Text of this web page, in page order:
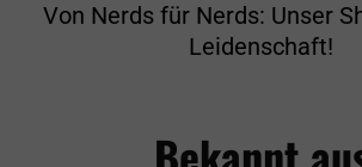
Von Nerds für Nerds: Unser
Leidenschaft!